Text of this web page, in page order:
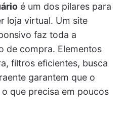
é um dos pilares para
loja virtual. Um site
faz toda a
de compra. Elementos
filtros eficientes, busca
garantem que o
que precisa em poucos